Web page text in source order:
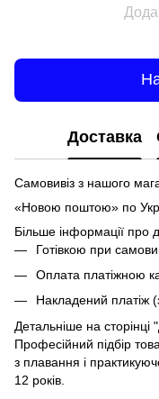
Доставка
Самовивіз з нашого
«Новою поштою» по
Більше інформації про
Готівкою при
Оплата платіжною
Накладений платіж
Детальніше на сторінці
Професійний підбір
з плавання і
12 років.